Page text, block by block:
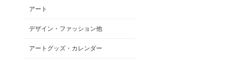
アート
デザイン・ファッション他
アートグッズ・カレンダー